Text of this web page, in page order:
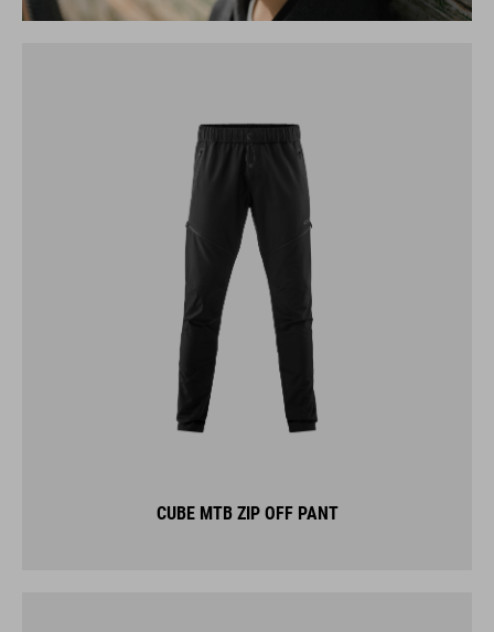
CUBE MTB ZIP OFF PANT